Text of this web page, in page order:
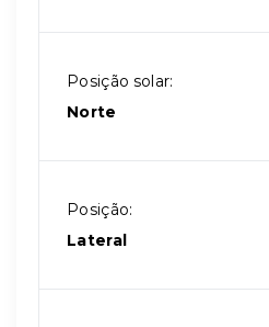
Posição solar:
Norte
Posição:
Lateral